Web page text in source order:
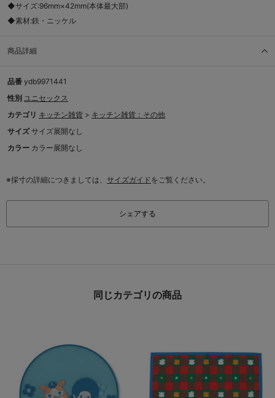
◆サイズ:96mm×42mm(本体最大部)
◆素材:鉄・ニッケル
商品詳細
品番 ydb9971441
性別 ユニセックス
カテゴリ キッチン雑貨 > キッチン雑貨：その他
サイズ サイズ展開なし
カラー カラー展開なし
※採寸の詳細につきましては、 サイズガイドをご覧ください。
シェアする
同じカテゴリの商品